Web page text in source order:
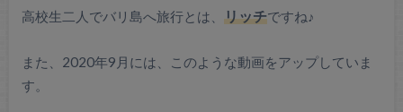
高校生二人でバリ島へ旅行とは、 リッチですね♪
また、2020年9月には、このような動画をアップしていま
す。